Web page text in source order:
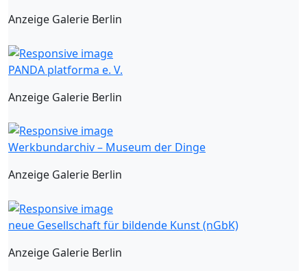
Anzeige Galerie Berlin
PANDA platforma e. V.
Anzeige Galerie Berlin
Werkbundarchiv – Museum der Dinge
Anzeige Galerie Berlin
neue Gesellschaft für bildende Kunst (nGbK)
Anzeige Galerie Berlin